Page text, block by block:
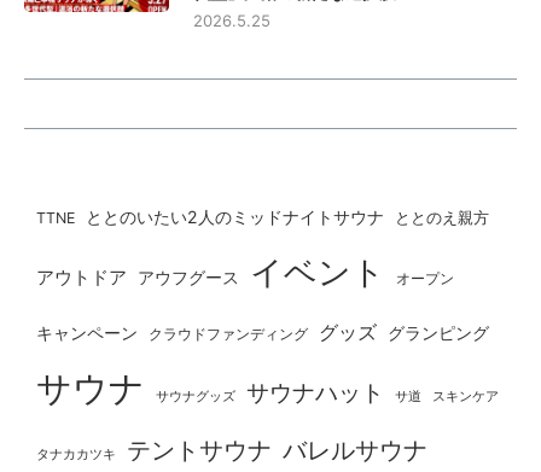
2026.5.25
TTNE ととのいたい2人のミッドナイトサウナ ととのえ親方
アウトドア アウフグース イベント オープン
キャンペーン クラウドファンディング グッズ グランピング
サウナ サウナグッズ サウナハット サ道 スキンケア
タナカカツキ テントサウナ バレルサウナ